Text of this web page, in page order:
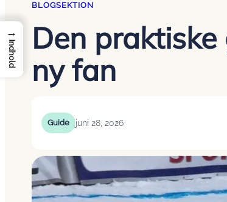
BLOGSEKTION
Den
ny fan
Guide juni 28, 2026
→
Indhold